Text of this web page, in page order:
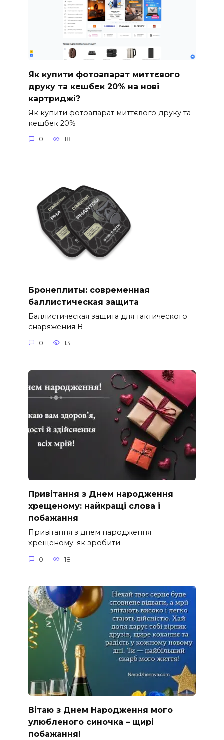
Як купити фотоапарат миттєвого
друку та кешбек 20% на нові
картриджі?
Як купити фотоапарат миттєвого друку та
кешбек 20%
0 18
Бронеплиты: современная
баллистическая защита
Баллистическая защита для тактического
снаряжения В
0 13
Привітання з Днем народження
хрещеному: найкращі слова і
побажання
Привітання з днем народження
хрещеному: як зробити
0 18
Вітаю з Днем Народження мого
улюбленого синочка – щирі
побажання!